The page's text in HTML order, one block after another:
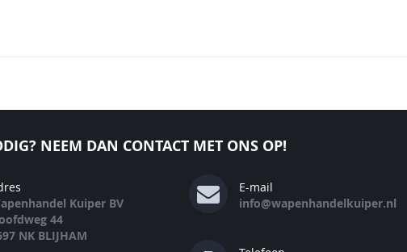
NEEM DAN CONTACT MET ONS OP!
Kuiper BV
44
NK BLIJHAM
E-mail
info@wapenhandelkuiper.nl